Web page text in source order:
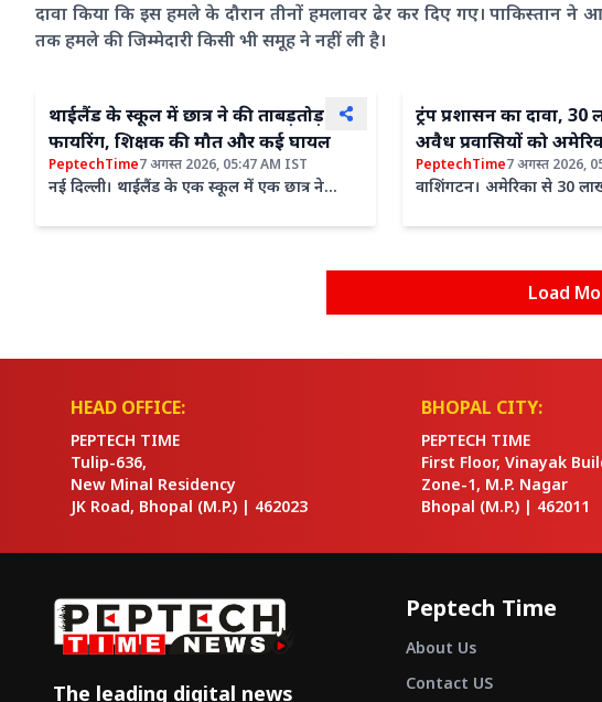
दावा किया कि इस हमले के दौरान तीनों हमलावर ढेर कर दिए गए। पाकिस्तान ने
तक हमले की जिम्मेदारी किसी भी समूह ने नहीं ली है।
थाईलैंड के स्कूल में छात्र ने की ताबड़तोड़
फायरिंग, शिक्षक की मौत और कई घायल
PeptechTime7 अगस्त 2026, 05:47 AM IST
नई दिल्ली। थाईलैंड के एक स्कूल में एक छात्र ने
से कम एक शिक्षक की मौत...
ट्रंप प्रशासन का दावा,
अवैध प्रवासियों को
PeptechTime7 अगस्त 2026,
वाशिंगटन। अमेरिका से 30
दावा है कि लगातार 15...
Load
HEAD OFFICE:
PEPTECH TIME
Tulip-636,
New Minal Residency
JK Road, Bhopal (M.P.) | 462023
BHOPAL CITY:
PEPTECH TIME
First Floor, Vinayak
Zone-1, M.P. Nagar
Bhopal (M.P.) | 462011
The leading digital news
Peptech Time
About Us
Contact US